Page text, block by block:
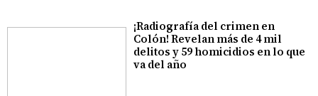
¡Radiografía del crimen en
Colón! Revelan más de 4 mil
delitos y 59 homicidios en lo que
va del año